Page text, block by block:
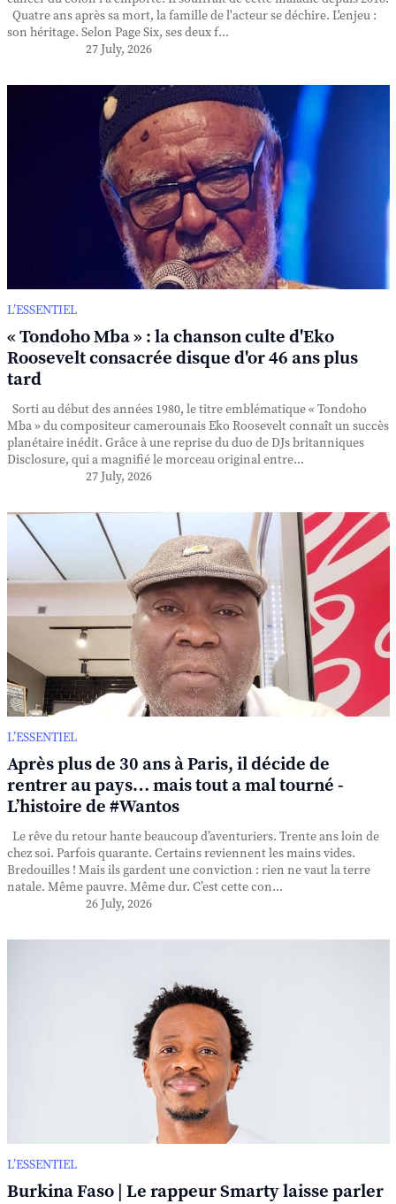
Quatre ans après sa mort, la famille de l'acteur se déchire. L'enjeu :
son héritage. Selon Page Six, ses deux f...
27 July, 2026
L’ESSENTIEL
« Tondoho Mba » : la chanson culte d'Eko
Roosevelt consacrée disque d'or 46 ans plus
tard
Sorti au début des années 1980, le titre emblématique « Tondoho
Mba » du compositeur camerounais Eko Roosevelt connaît un succès
planétaire inédit. Grâce à une reprise du duo de DJs britanniques
Disclosure, qui a magnifié le morceau original entre...
27 July, 2026
L’ESSENTIEL
Après plus de 30 ans à Paris, il décide de
rentrer au pays… mais tout a mal tourné -
L’histoire de #Wantos
Le rêve du retour hante beaucoup d’aventuriers. Trente ans loin de
chez soi. Parfois quarante. Certains reviennent les mains vides.
Bredouilles ! Mais ils gardent une conviction : rien ne vaut la terre
natale. Même pauvre. Même dur. C’est cette con...
26 July, 2026
L’ESSENTIEL
Burkina Faso | Le rappeur Smarty laisse parler